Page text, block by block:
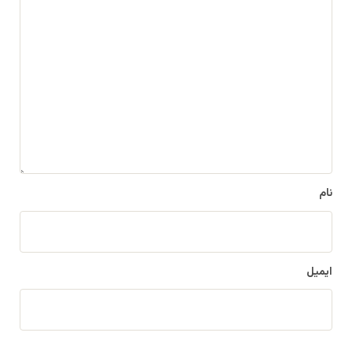
نام
ایمیل